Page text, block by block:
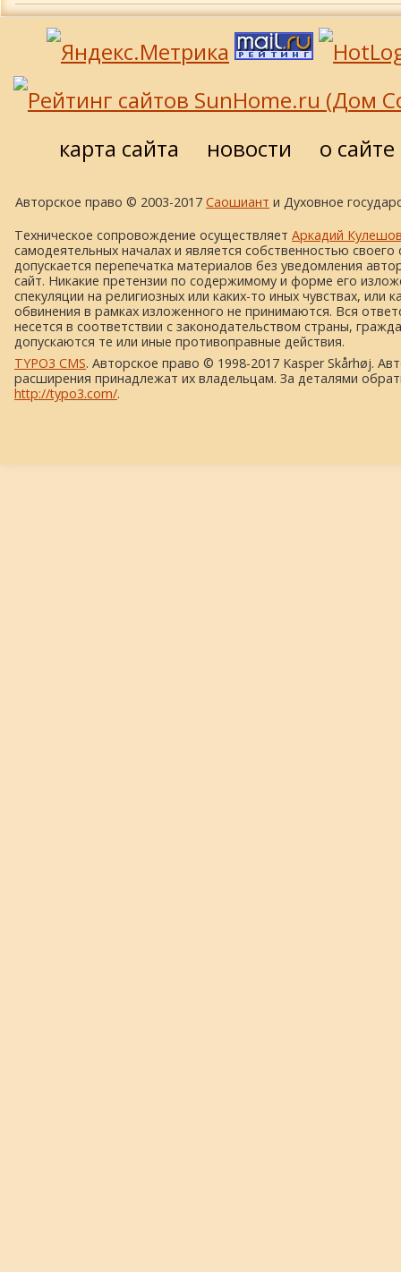
карта сайта новости о сайте
Авторское право © 2003-2017 Саошиант и Духовное
Техническое сопровождение осуществляет Аркадий
самодеятельных началах и является собственностью своего
допускается перепечатка материалов без уведомления
сайт. Никакие претензии по содержимому и форме его
спекуляции на религиозных или каких-то иных чувствах, или
обвинения в рамках изложенного не принимаются. Вся
несется в соответствии с законодательством страны,
допускаются те или иные противоправные действия.
TYPO3 CMS. Авторское право © 1998-2017 Kasper Skårhøj.
расширения принадлежат их владельцам. За деталями
http://typo3.com/.